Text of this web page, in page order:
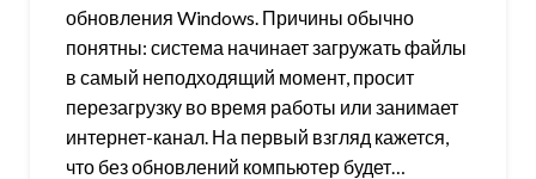
обновления Windows. Причины обычно
понятны: система начинает загружать файлы
в самый неподходящий момент, просит
перезагрузку во время работы или занимает
интернет-канал. На первый взгляд кажется,
что без обновлений компьютер будет…